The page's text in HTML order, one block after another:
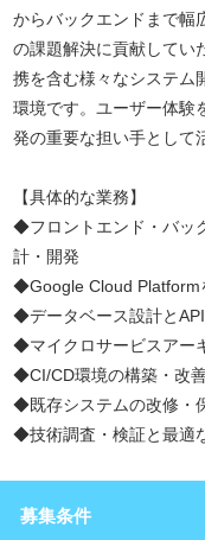
からバックエンドまで幅
の課題解決に貢献してい
携を含む様々なシステム
環境です。ユーザー体験
発の重要な担い手として
【具体的な業務】
◆フロントエンド・バッ
計・開発
◆Google Cloud Platform
◆データベース設計と
◆マイクロサービスアー
◆CI/CD環境の構築・改
◆既存システムの改修・
◆技術調査・検証と最適
募集条件